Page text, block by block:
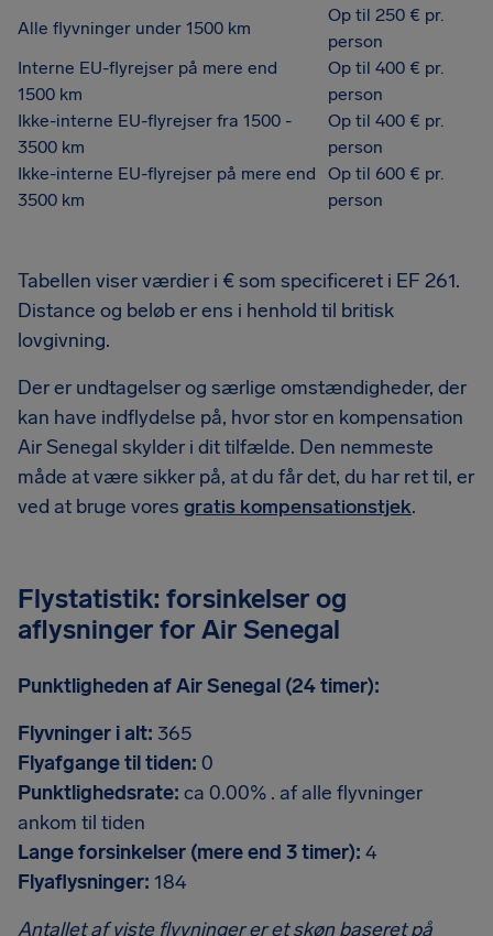
Alle flyvninger under 1500 km
Op til 250 € pr.
person
Interne EU-flyrejser på mere end
1500 km
Op til 400 € pr.
person
Ikke-interne EU-flyrejser fra 1500 -
3500 km
Op til 400 € pr.
person
Ikke-interne EU-flyrejser på mere end
3500 km
Op til 600 € pr.
person
Tabellen viser værdier i € som specificeret i EF 261.
Distance og beløb er ens i henhold til britisk
lovgivning.
Der er undtagelser og særlige omstændigheder, der
kan have indflydelse på, hvor stor en kompensation
Air Senegal skylder i dit tilfælde. Den nemmeste
måde at være sikker på, at du får det, du har ret til, er
ved at bruge vores gratis kompensationstjek.
Flystatistik: forsinkelser og
aflysninger for Air Senegal
Punktligheden af Air Senegal (24 timer):
Flyvninger i alt: 365
Flyafgange til tiden: 0
Punktlighedsrate: ca 0.00% . af alle flyvninger
ankom til tiden
Lange forsinkelser (mere end 3 timer): 4
Flyaflysninger: 184
Antallet af viste flyvninger er et skøn baseret på